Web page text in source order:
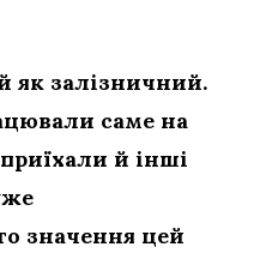
як залізничний.
саме на
й інші
значення цей